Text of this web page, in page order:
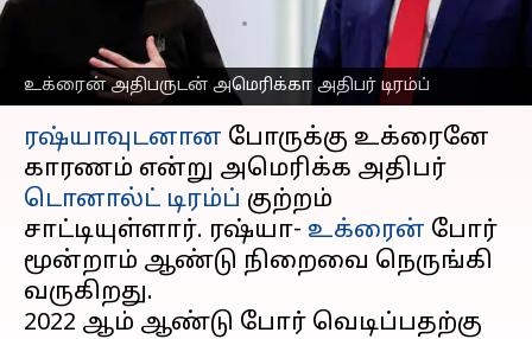
உக்ரைன் அதிபருடன் அமெரிக்கா அதிபர் டிரம்ப்
Venkatalakshmi V Feb 19, 2025 01:32 pm
செய்தி முன்னோட்டம்
ரஷ்யாவுடனான போருக்கு உக்ரைனே
காரணம் என்று அமெரிக்க அதிபர்
டொனால்ட் டிரம்ப் குற்றம்
சாட்டியுள்ளார். ரஷ்யா- உக்ரைன் போர்
மூன்றாம் ஆண்டு நிறைவை நெருங்கி
வருகிறது.
2022 ஆம் ஆண்டு போர் வெடிப்பதற்கு